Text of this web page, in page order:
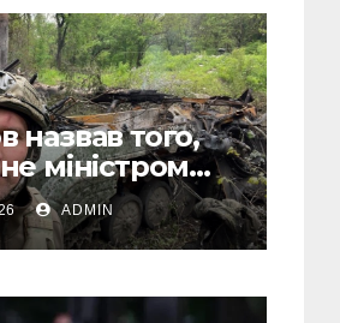
назвав того,
міністром
України, і
чому інакше
бути
ADMIN